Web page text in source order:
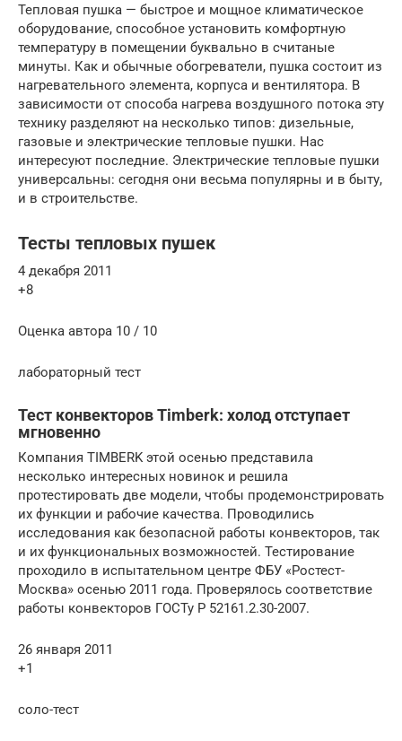
Тепловая пушка — быстрое и мощное климатическое
оборудование, способное установить комфортную
температуру в помещении буквально в считаные
минуты. Как и обычные обогреватели, пушка состоит из
нагревательного элемента, корпуса и вентилятора. В
зависимости от способа нагрева воздушного потока эту
технику разделяют на несколько типов: дизельные,
газовые и электрические тепловые пушки. Нас
интересуют последние. Электрические тепловые пушки
универсальны: сегодня они весьма популярны и в быту,
и в строительстве.
Тесты тепловых пушек
4 декабря 2011
+8
Оценка автора 10 / 10
лабораторный тест
Тест конвекторов Timberk: холод отступает
мгновенно
Компания TIMBERK этой осенью представила
несколько интересных новинок и решила
протестировать две модели, чтобы продемонстрировать
их функции и рабочие качества. Проводились
исследования как безопасной работы конвекторов, так
и их функциональных возможностей. Тестирование
проходило в испытательном центре ФБУ «Ростест-
Москва» осенью 2011 года. Проверялось соответствие
работы конвекторов ГОСТу Р 52161.2.30-2007.
26 января 2011
+1
соло-тест